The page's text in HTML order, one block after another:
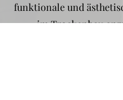
funktionale und
im Trockenbau